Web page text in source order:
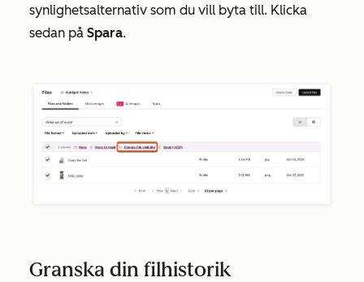
synlighetsalternativ som du vill byta till. Klicka
sedan på Spara.
Granska din filhistorik